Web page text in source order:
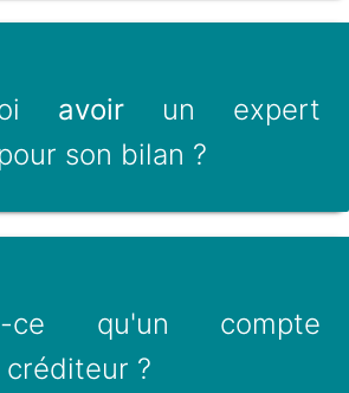
avoirun expert
son bilan ?
ce qu'un compte
créditeur ?